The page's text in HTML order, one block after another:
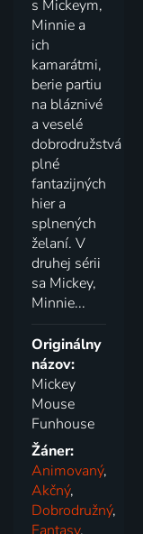
s Mickeym,
Minnie a
ich
kamarátmi,
berie partiu
na bláznivé
a veselé
dobrodružstvá
plné
fantazijných
hier a
splnených
želaní. V
druhej sérii
sa Mickey,
Minnie...
Originálny
názov:
Mickey
Mouse
Funhouse
Žáner:
Animovaný,
Akčný,
Dobrodružný,